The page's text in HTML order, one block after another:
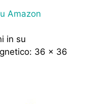
Amazon
in su
36 x 36